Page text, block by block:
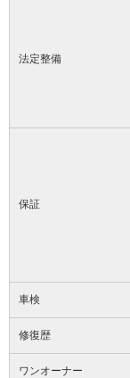
法定整備
保証
車検
修復歴
ワンオーナー